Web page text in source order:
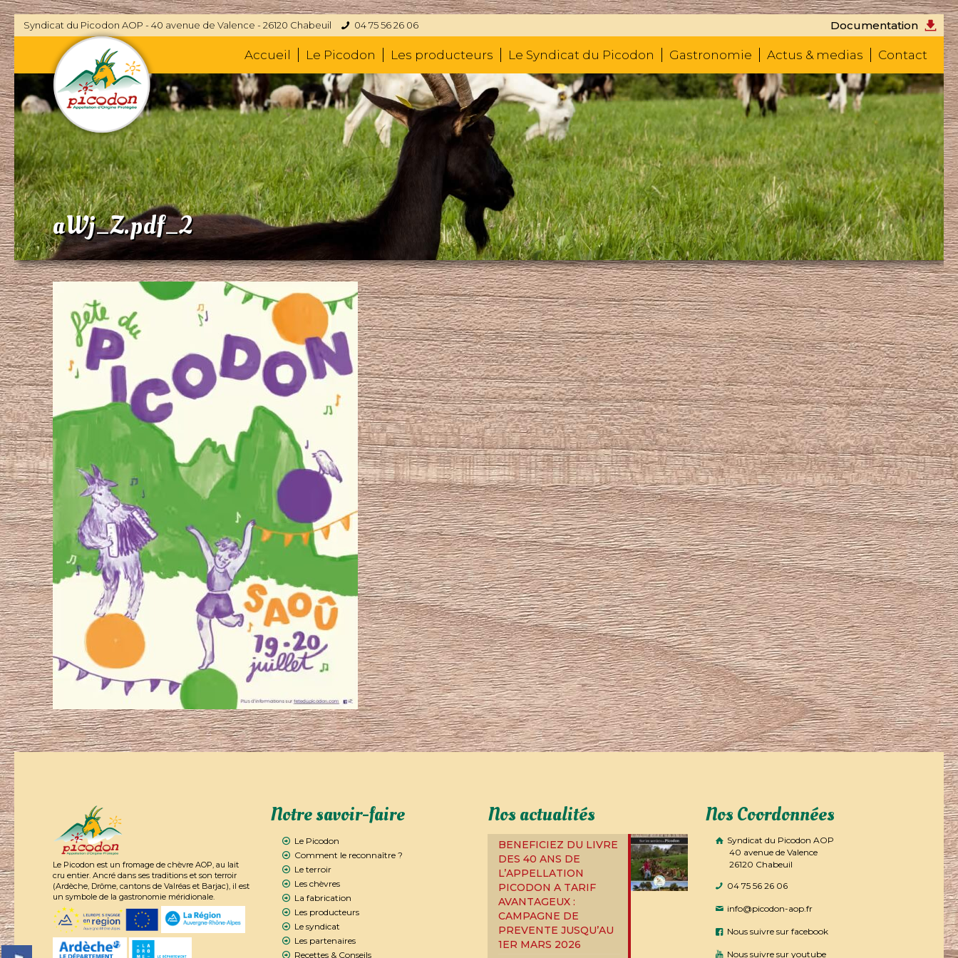
Syndicat du Picodon AOP - 40 avenue de Valence - 26120 Chabeuil 04 75 56 26 06 Documentation
Accueil Le Picodon Les producteurs Le Syndicat du Picodon Gastronomie Actus & medias Contact
aWj_Z.pdf_2
Le Picodon est un fromage de chèvre AOP, au lait
cru entier. Ancré dans ses traditions et son terroir
(Ardèche, Drôme, cantons de Valréas et Barjac), il est
un symbole de la gastronomie méridionale.
Notre savoir-faire
Le Picodon
Comment le reconnaître ?
Le terroir
Les chèvres
La fabrication
Les producteurs
Le syndicat
Les partenaires
Recettes & Conseils
Nos actualités
BENEFICIEZ DU LIVRE
DES 40 ANS DE
L’APPELLATION
PICODON A TARIF
AVANTAGEUX :
CAMPAGNE DE
PREVENTE JUSQU’AU
1ER MARS 2026
Nos Coordonnées
Syndicat du Picodon AOP
40 avenue de Valence
26120 Chabeuil
04 75 56 26 06
info@picodon-aop.fr
Nous suivre sur facebook
Nous suivre sur youtube